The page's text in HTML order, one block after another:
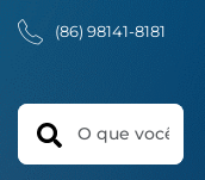
(86) 98141-8181
Search